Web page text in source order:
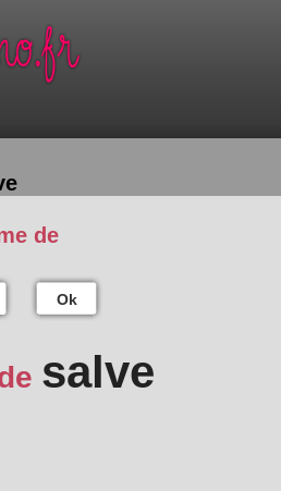
de
Ok
salve